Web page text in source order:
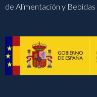
de Alimentación y